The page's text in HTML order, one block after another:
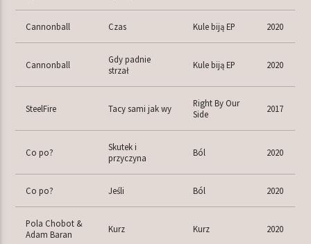
Radio Orbit
Cannonball Czas Kule biją EP 2020
Cannonball
Gdy padnie
strzał
Kule biją EP 2020
SteelFire Tacy sami jak wy
Right By Our
Side
2017
Co po?
Skutek i
przyczyna
Ból 2020
Co po? Jeśli Ból 2020
Pola Chobot &
Adam Baran
Kurz Kurz 2020